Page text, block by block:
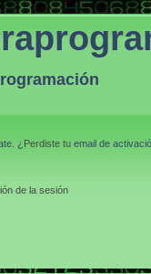
. ¿Perdiste tu email de
de la sesión